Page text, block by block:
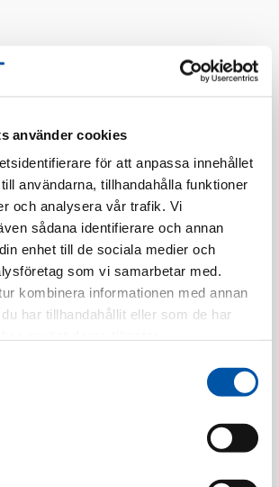
använder cookies
för att anpassa innehållet
användarna, tillhandahålla funktioner
och analysera vår trafik. Vi
sådana identifierare och annan
enhet till de sociala medier och
som vi samarbetar med.
kombinera informationen med annan
har tillhandahållit eller som de har
intag 5-pol
CEE-uttag till Schukouttag IP44